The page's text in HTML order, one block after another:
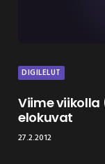
DIGILELUT
Viime
elokuvat
27.2.2012